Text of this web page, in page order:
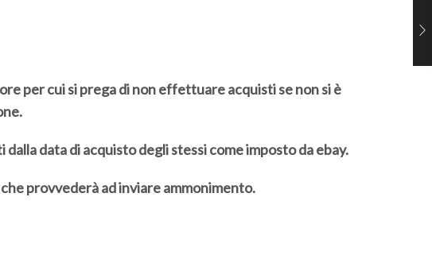
per cui si prega di non effettuare acquisti se non si è
data di acquisto degli stessi come imposto da ebay.
provvederà ad inviare ammonimento.